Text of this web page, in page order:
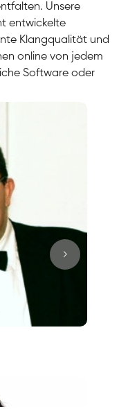
Unsere
entwickelte
Klangqualität und
online von jedem
Software oder